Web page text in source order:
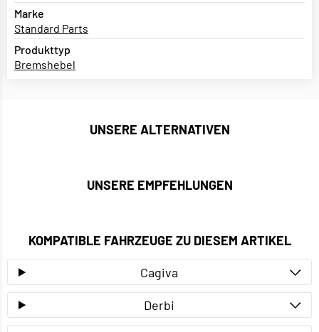
Marke
Standard Parts
Produkttyp
Bremshebel
UNSERE ALTERNATIVEN
UNSERE EMPFEHLUNGEN
KOMPATIBLE FAHRZEUGE ZU DIESEM ARTIKEL
Cagiva
Derbi